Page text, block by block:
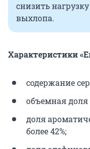
снизить
выхлопа.
Характеристики
содержание
объемная доля
доля
более 42%;